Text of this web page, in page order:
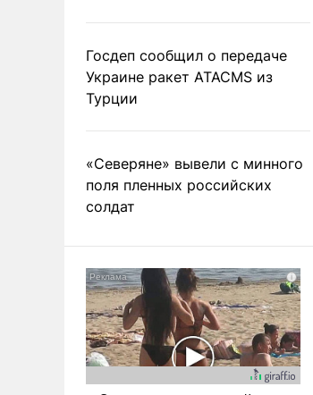
Госдеп сообщил о передаче
Украине ракет ATACMS из
Турции
«Северяне» вывели с минного
поля пленных российских
солдат